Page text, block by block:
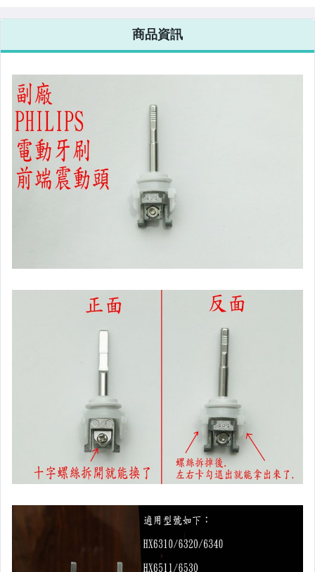
電腦、平板與周邊
相機、攝影與周邊
運動、戶外與休閒
電玩遊戲與主機
嬰幼兒與孕婦
汽機車精品百貨
居家、家具與園藝
手錶與飾品配件
商品資訊